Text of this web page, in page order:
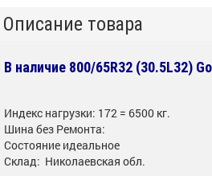
Описание товара
В наличие 800/65R32 (30.5L32)
Индекс нагрузки: 172 = 6500 кг.
Шина без Ремонта:
Состояние идеальное
Склад: Николаевская обл.